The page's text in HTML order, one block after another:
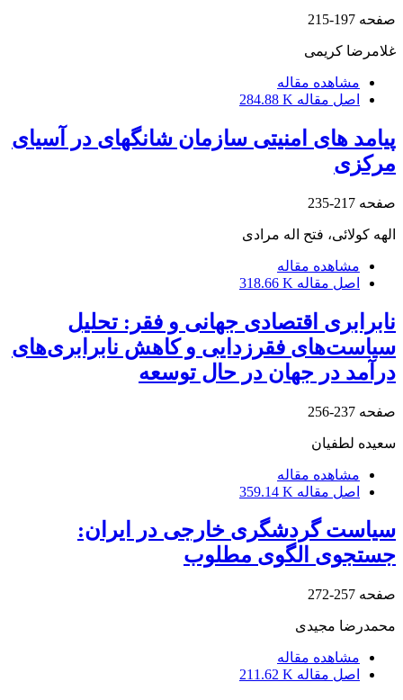
صفحه 197-215
غلامرضا کریمی
مشاهده مقاله
اصل مقاله 284.88 K
پیامد های امنیتی سازمان شانگهای در آسیای
مرکزی
صفحه 217-235
الهه کولائی، فتح اله مرادی
مشاهده مقاله
اصل مقاله 318.66 K
نابرابری اقتصادی جهانی و فقر: تحلیل
سیاست‌های فقرزدایی و کاهش نابرابری‌های
درآمد در جهان در حال توسعه
صفحه 237-256
سعیده لطفیان
مشاهده مقاله
اصل مقاله 359.14 K
سیاست گردشگری خارجی در ایران:
جستجوی الگوی مطلوب
صفحه 257-272
محمدرضا مجیدی
مشاهده مقاله
اصل مقاله 211.62 K